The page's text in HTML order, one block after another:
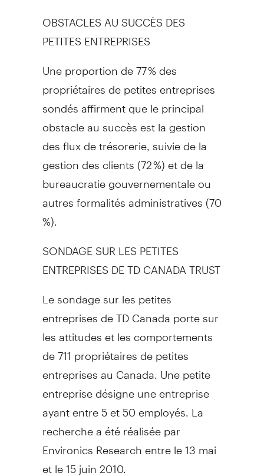
OBSTACLES AU SUCCÈS DES
PETITES ENTREPRISES
Une proportion de 77 % des
propriétaires de petites entreprises
sondés affirment que le principal
obstacle au succès est la gestion
des flux de trésorerie, suivie de la
gestion des clients (72 %) et de la
bureaucratie gouvernementale ou
autres formalités administratives (70
%).
SONDAGE SUR LES PETITES
ENTREPRISES DE TD CANADA TRUST
Le sondage sur les petites
entreprises de TD Canada porte sur
les attitudes et les comportements
de 711 propriétaires de petites
entreprises au Canada. Une petite
entreprise désigne une entreprise
ayant entre 5 et 50 employés. La
recherche a été réalisée par
Environics Research entre le 13 mai
et le 15 juin 2010.